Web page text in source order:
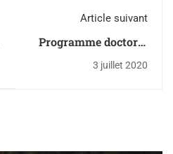
Article suivant
Programme doctoral
Intérieure"
3 juillet 2020